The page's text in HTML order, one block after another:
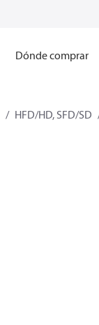
Dónde comprar
HFD/HD, SFD/SD